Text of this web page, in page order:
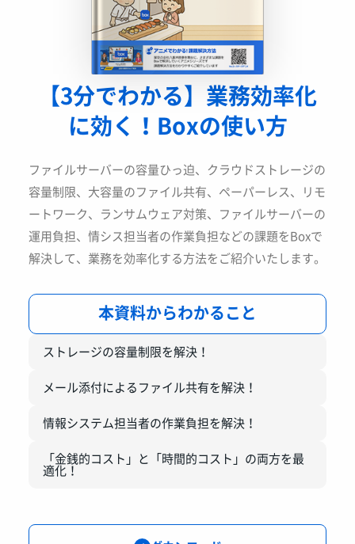
【3分でわかる】業務効率化
に効く！Boxの使い方
ファイルサーバーの容量ひっ迫、クラウドストレージの
容量制限、大容量のファイル共有、ペーパーレス、リモ
ートワーク、ランサムウェア対策、ファイルサーバーの
運用負担、情シス担当者の作業負担などの課題をBoxで
解決して、業務を効率化する方法をご紹介いたします。
本資料からわかること
ストレージの容量制限を解決！
メール添付によるファイル共有を解決！
情報システム担当者の作業負担を解決！
「金銭的コスト」と「時間的コスト」の両方を最
適化！